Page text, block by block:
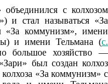
с колхозом
и стал называться «За
«За коммунизм», имени
и имени Тельмана (с.
большое хозяйство —
был создан колхоз
«За коммунизм» с